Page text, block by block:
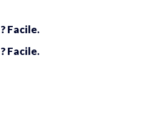
Facile.
Facile.